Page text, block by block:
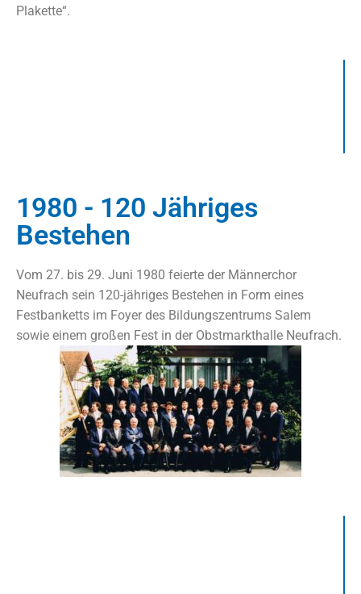
Plakette“.
1980 - 120 Jähriges
Bestehen
Vom 27. bis 29. Juni 1980 feierte der Männerchor
Neufrach sein 120-jähriges Bestehen in Form eines
Festbanketts im Foyer des Bildungszentrums Salem
sowie einem großen Fest in der Obstmarkthalle Neufrach.